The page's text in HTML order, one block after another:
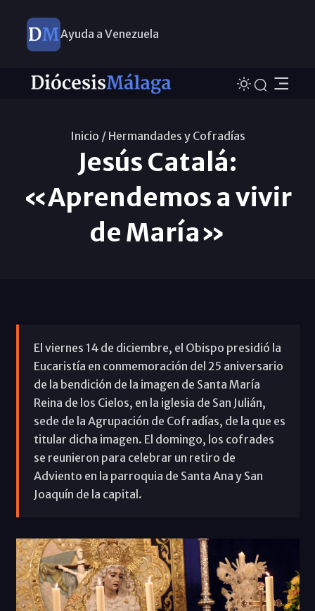
Ayuda a Venezuela
Inicio / Hermandades y Cofradías
Jesús Catalá:
«Aprendemos a vivir
de María»
El viernes 14 de diciembre, el Obispo presidió la
Eucaristía en conmemoración del 25 aniversario
de la bendición de la imagen de Santa María
Reina de los Cielos, en la iglesia de San Julián,
sede de la Agrupación de Cofradías, de la que es
titular dicha imagen. El domingo, los cofrades
se reunieron para celebrar un retiro de
Adviento en la parroquia de Santa Ana y San
Joaquín de la capital.